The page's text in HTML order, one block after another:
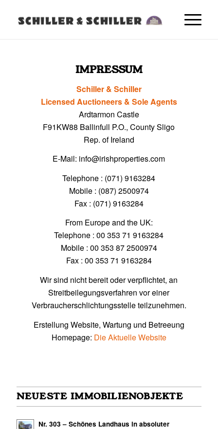
IMPRESSUM
Schiller & Schiller
Licensed Auctioneers & Sole Agents
Ardtarmon Castle
F91KW88 Ballinfull P.O., County Sligo
Rep. of Ireland
E-Mail: info@irishproperties.com
Telephone : (071) 9163284
Mobile : (087) 2500974
Fax : (071) 9163284
From Europe and the UK:
Telephone : 00 353 71 9163284
Mobile : 00 353 87 2500974
Fax : 00 353 71 9163284
Wir sind nicht bereit oder verpflichtet, an
Streitbeilegungsverfahren vor einer
Verbraucherschlichtungsstelle teilzunehmen.
Erstellung Website, Wartung und Betreeung
Homepage: Die Aktuelle Website
NEUESTE IMMOBILIENOBJEKTE
Nr. 303 – Schönes Landhaus in absoluter